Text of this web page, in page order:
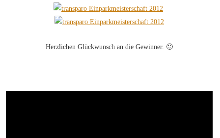
Herzlichen Glückwunsch an die Gewinner. 🙂